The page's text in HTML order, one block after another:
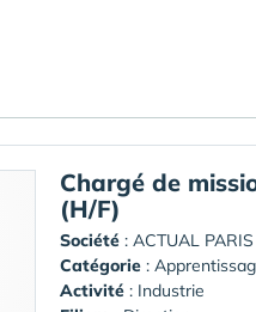
Chargé de
(H/F)
Société : ACTUAL
Catégorie :
Activité : Industrie